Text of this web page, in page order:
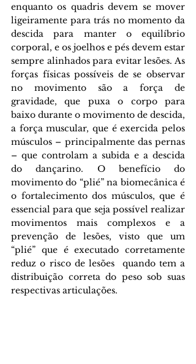
enquanto os quadris devem se mover
ligeiramente para trás no momento da
descida para manter o equilíbrio
corporal, e os joelhos e pés devem estar
sempre alinhados para evitar lesões. As
forças físicas possíveis de se observar
no movimento são a força de
gravidade, que puxa o corpo para
baixo durante o movimento de descida,
a força muscular, que é exercida pelos
músculos – principalmente das pernas
– que controlam a subida e a descida
do dançarino. O benefício do
movimento do “plié” na biomecânica é
o fortalecimento dos músculos, que é
essencial para que seja possível realizar
movimentos mais complexos e a
prevenção de lesões, visto que um
“plié” que é executado corretamente
reduz o risco de lesões  quando tem a
distribuição correta do peso sob suas
respectivas articulações.